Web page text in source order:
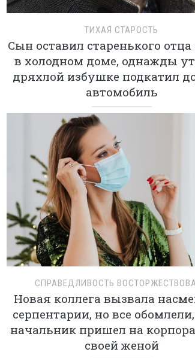
ТИХАЯ СТАРОСТЬ
Сын оставил старенького отца
в холодном доме, однажды
дряхлой избушке подкатил
автомобиль
СПРАВЕДЛИВОСТЬ
Новая коллега вызвала
серпентарии, но все
начальник пришел на
своей женой